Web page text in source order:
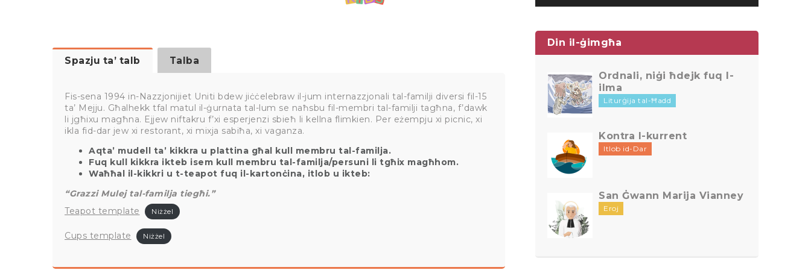
Spazju ta’ talb Talba
Fis-sena 1994 in-Nazzjonijiet Uniti bdew jiċċelebraw il-jum internazzjonali tal-familji diversi fil-15
ta’ Mejju. Għalhekk tfal matul il-ġurnata tal-lum se naħsbu fil-membri tal-familji tagħna, f’dawk
li jgħixu magħna. Ejjew niftakru f’xi esperjenzi sbieħ li kellna flimkien. Per eżempju xi picnic, xi
ikla fid-dar jew xi restorant, xi mixja sabiħa, xi vaganza.
Aqta’ mudell ta’ kikkra u plattina għal kull membru tal-familja.
Fuq kull kikkra ikteb isem kull membru tal-familja/persuni li tgħix magħhom.
Waħħal il-kikkri u t-teapot fuq il-kartonċina, itlob u ikteb:
“Grazzi Mulej tal-familja tiegħi.”
Teapot template
Niżżel
Cups template Niżżel
Din il-ġimgħa
Ordnali, niġi ħdejk fuq l-
ilma
Liturġija tal-Ħadd
Kontra l-kurrent
Itlob id-Dar
San Ġwann Marija Vianney
Eroj